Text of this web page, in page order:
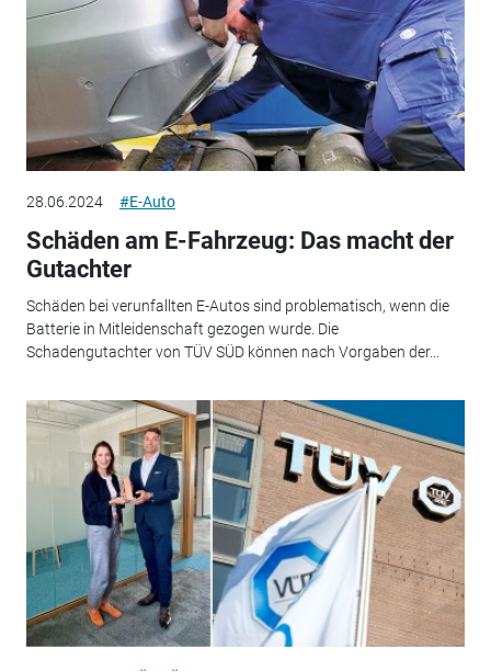
28.06.2024 #E-Auto
Schäden am E-Fahrzeug: Das macht der
Gutachter
Schäden bei verunfallten E-Autos sind problematisch, wenn die
Batterie in Mitleidenschaft gezogen wurde. Die
Schadengutachter von TÜV SÜD können nach Vorgaben der...